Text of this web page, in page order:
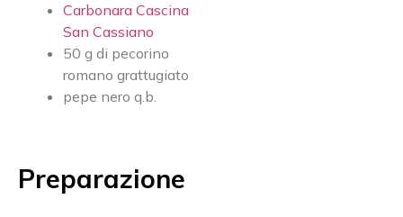
Carbonara Cascina
San Cassiano
50 g di pecorino
romano grattugiato
pepe nero q.b.
Preparazione